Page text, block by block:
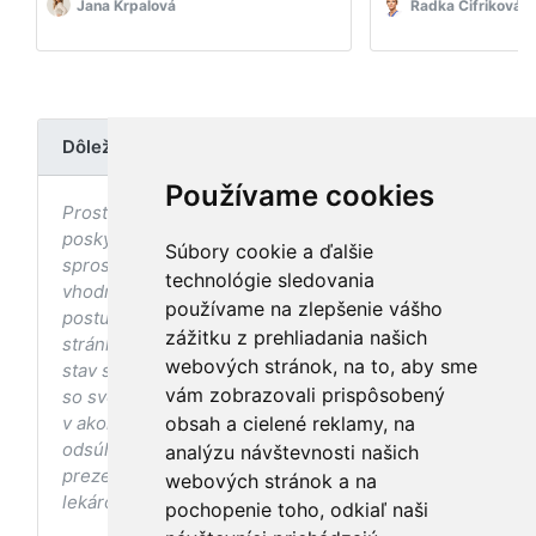
Používame cookies
Súbory cookie a ďalšie
technológie sledovania
používame na zlepšenie vášho
zážitku z prehliadania našich
webových stránok, na to, aby sme
vám zobrazovali prispôsobený
obsah a cielené reklamy, na
analýzu návštevnosti našich
webových stránok a na
pochopenie toho, odkiaľ naši
Jana Krpalová Radka Cifriková
Dôležité upozornenie
Prostredníctvom stránky nedochádza k
poskytovaniu zdravotnej starostlivosti, ani k jej
sprostredkovaniu, ani k jej nahrádzaniu. O
vhodných postupoch v oblasti zdravia, vhodnosti
postupov a odporúčaní prezentovaných na
stránke s ohľadom na Váš zdravotný
stav sa pred ich aplikáciou vždy vopred poraďte
so svojím ošetrujúcim lekárom, a to najmä ak ste
v akomkoľvek štádiu tehotenstva. Bez
odsúhlasenia postupov a odporúčaní
prezentovaných na stránke Vaším ošetrujúcim
lekárom tieto postupy a odporúčania neaplikujte.